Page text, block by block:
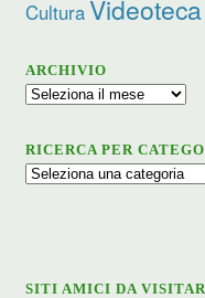
CulturaVideoteca
ARCHIVIO
Archivio
RICERCA PER
Ricerca
SITI AMICI DA